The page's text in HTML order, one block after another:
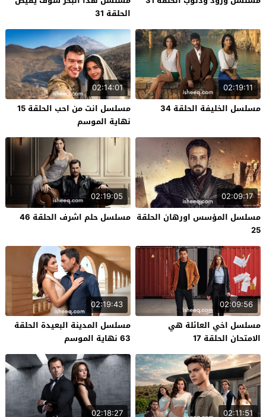
الحلقة 31
02:19:11
مسلسل الخليفة الحلقة 34
02:14:01
مسلسل انت من احب الحلقة 15
نهاية الموسم
02:09:17
مسلسل المؤسس اورهان الحلقة
25
02:19:05
مسلسل حلم اشرف الحلقة 46
02:09:56
مسلسل اخي العائلة هي
الامتحان الحلقة 17
02:19:43
مسلسل المدينة البعيدة الحلقة
63 نهاية الموسم
02:11:51
02:18:27